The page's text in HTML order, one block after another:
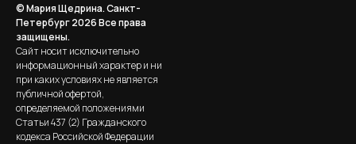
© Мария Щедрина. Санкт-
Петербург 2026Все права
защищены.
Сайт носит исключительно
информационный характер и ни
при каких условиях не является
публичной офертой,
определяемой положениями
Статьи 437 (2) Гражданского
кодекса Российской Федерации